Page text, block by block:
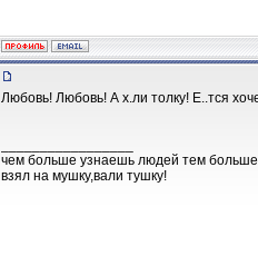
Любовь! Любовь! А х.ли толку! Е..тся
чем больше узнаешь людей тем больше
взял на мушку,вали тушку!